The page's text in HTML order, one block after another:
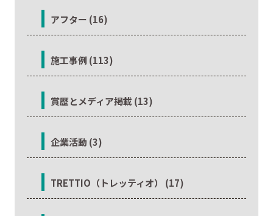
アフター (16)
施工事例 (113)
賞歴とメディア掲載 (13)
企業活動 (3)
TRETTIO（トレッティオ） (17)